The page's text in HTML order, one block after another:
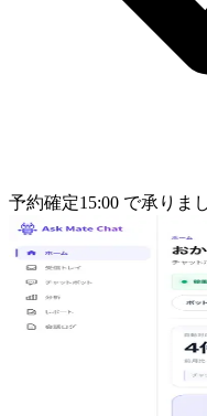
予約確定15:00 で承りま